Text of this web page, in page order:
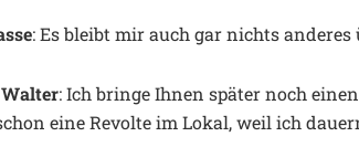
: Es bleibt mir auch gar nichts
: Ich bringe Ihnen später noch
eine Revolte im Lokal, weil ich